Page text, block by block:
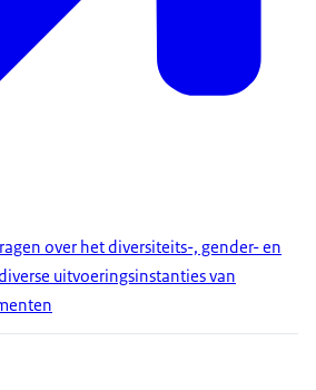
over het diversiteits-, gender- en
uitvoeringsinstanties van